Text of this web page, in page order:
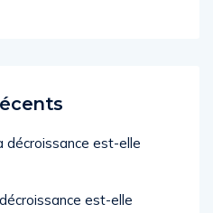
décroissance est-elle
est-elle